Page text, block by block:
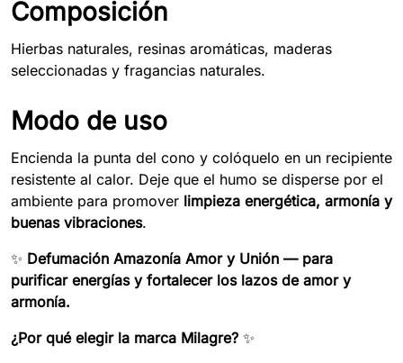
Composición
Hierbas naturales, resinas aromáticas, maderas
seleccionadas y fragancias naturales.
Modo de uso
Encienda la punta del cono y colóquelo en un recipiente
resistente al calor. Deje que el humo se disperse por el
ambiente para promover limpieza energética, armonía y
buenas vibraciones.
✨ Defumación Amazonía Amor y Unión — para
purificar energías y fortalecer los lazos de amor y
armonía.
¿Por qué elegir la marca Milagre? ✨